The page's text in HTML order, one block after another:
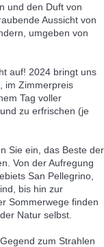
und den Duft von
Aussicht von
umgeben von
auf! 2024 bringt uns
im Zimmerpreis
Tag voller
zu erfrischen (je
Sie ein, das Beste der
Von der Aufregung
San Pellegrino,
bis hin zur
Sommerwege finden
Natur selbst.
zum Strahlen